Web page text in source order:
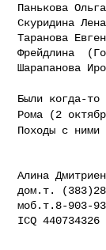
Панькова
Скуридина
Таранова
Фрейдлина
Шарапанова
Были когда-то
Рома (2
Походы с ними
Алина
дом.т.
моб.т.8-903-